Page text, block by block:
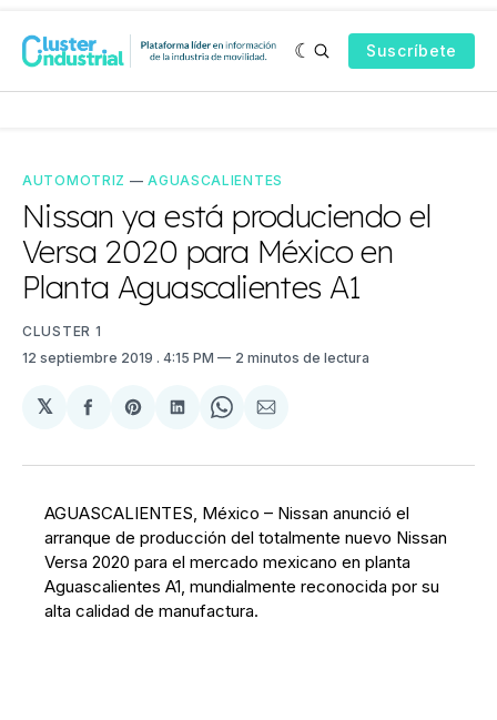
Suscríbete
AUTOMOTRIZ —AGUASCALIENTES
Nissan ya está produciendo el
Versa 2020 para México en
Planta Aguascalientes A1
CLUSTER 1
12 septiembre 2019 . 4:15 PM 2 minutos de lectura
𝕏
Compartir
Facebook
Share
Pinterest
Compartir
LinkedIn
Share
WhatsApp
Compartir
Email
AGUASCALIENTES, México – Nissan anunció el
arranque de producción del totalmente nuevo Nissan
Versa 2020 para el mercado mexicano en planta
Aguascalientes A1, mundialmente reconocida por su
alta calidad de manufactura.